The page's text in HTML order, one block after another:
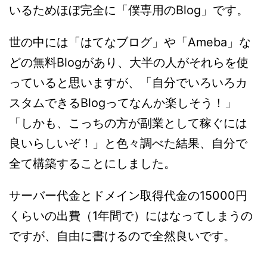
いるためほぼ完全に「僕専用のBlog」です。
世の中には「はてなブログ」や「Ameba」な
どの無料Blogがあり、大半の人がそれらを使
っていると思いますが、「自分でいろいろカ
スタムできるBlogってなんか楽しそう！」
「しかも、こっちの方が副業として稼ぐには
良いらしいぞ！」と色々調べた結果、自分で
全て構築することにしました。
サーバー代金とドメイン取得代金の15000円
くらいの出費（1年間で）にはなってしまうの
ですが、自由に書けるので全然良いです。